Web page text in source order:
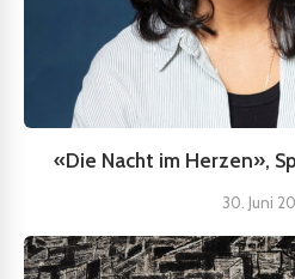
«Die Nacht im Herzen»,
30. Juni